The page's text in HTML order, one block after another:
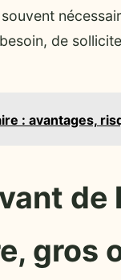
de
: avantages,
de
gros